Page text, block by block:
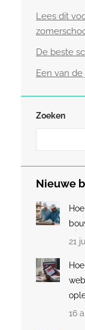
Lees dit
De beste
Een van
Zoeken
Nieuwe
21
16